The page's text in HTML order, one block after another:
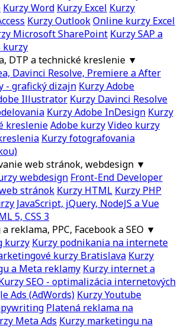
Kurzy Word Kurzy Excel Kurzy
Kurzy OutlookOnline kurzy Excel
Microsoft SharePoint Kurzy SAP a
kurzy
DTP a technické kreslenie ▼
Davinci Resolve, Premiere a After
- grafický dizajn Kurzy Adobe
Illustrator Kurzy Davinci Resolve
Kurzy Adobe InDesign Kurzy
kreslenieAdobe kurzyVideo kurzy
Kurzy fotografovania
web stránok, webdesign ▼
webdesign Front-End Developer
stránok Kurzy HTML Kurzy PHP
JavaScript, jQuery, NodeJS a Vue
5, CSS 3
reklama, PPC, Facebook a SEO ▼
kurzy Kurzy podnikania na internete
kurzy Bratislava Kurzy
a Meta reklamy Kurzy internet a
SEO - optimalizácia internetových
Ads (AdWords) Kurzy Youtube
Platená reklama na
Meta Ads Kurzy marketingu na